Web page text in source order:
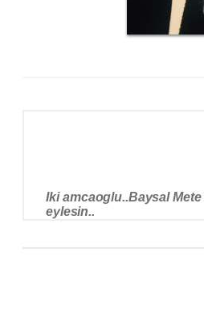
Iki amcaoglu..Baysal
eylesin..